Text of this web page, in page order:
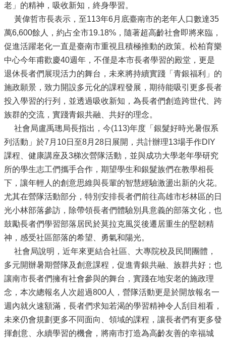
老」的精神，吸收新知，終身學習。
黃偉哲市長表示，至113年6月底臺南市的老年人口數達35
萬6,600餘人，約占全市19.18%，隨著超高齡社會即將來臨，
促進活躍老化一直是臺南市重視且積極推動的政策。松柏育樂
中心今年甫歡慶40週年，不僅是本市長者學習的殿堂，更是
退休長者們展現活力的舞台，未來將持續實踐「青銀福利」的
施政願景，致力開設多元化的課程發展，期待能吸引更多長者
投入學習的行列，並透過吸收新知，為長者們創造跨世代、跨
族群的交流，實踐青銀共融、共好的理念。
社會局盧禹璁局長指出，今(113)年度「銀髮好時光暑假系
列活動」於7月10日至8月28日展開，共計辦理13場手作DIY
課程、健康講座及3梯次營隊活動，並與成功大學老年學研究
所的學生志工們攜手合作，期望學生和銀髮族們在教學相長
下，讓年輕人的創意思維與長輩的智慧經驗激盪出新的火花。
尤其在營隊活動部分，特別安排長者們前往高雄市杉林區的日
光小林部落參訪，除帶領長者們體驗別具意義的部落文化，也
鼓勵長者們學習部落居民於莫拉克風災後遷居重生的堅韌精
神，感受社區部落的希望、勇氣和陽光。
社會局說明，近年來更結合社區、大專院校及民間團體，
多元開辦暑期營隊及創意課程，促進青銀共融、族群共好；也
讓南市長者們擁有社會參與的舞台，實踐在地安老的施政理
念，本次總報名人次超過800人，營隊活動更是於開放報名一
週內就火速額滿，長者們求知若渴的學習精神令人刮目相看，
未來仍會規劃更多不同面向、領域的課程，讓長者們有更多發
揮創意、永續學習的機會，將南市打造為高齡友善的幸福城